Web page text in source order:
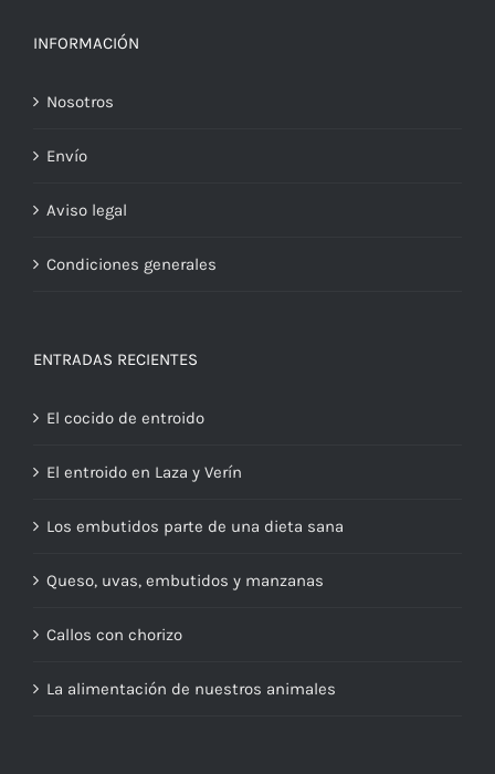
INFORMACIÓN
Nosotros
Envío
Aviso legal
Condiciones generales
ENTRADAS RECIENTES
El cocido de entroido
El entroido en Laza y Verín
Los embutidos parte de una dieta sana
Queso, uvas, embutidos y manzanas
Callos con chorizo
La alimentación de nuestros animales